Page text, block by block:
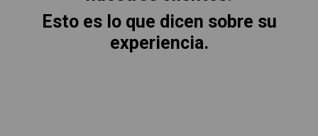
Esto es lo que dicen sobre su
experiencia.